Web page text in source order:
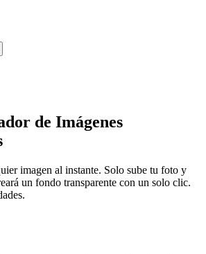
de Imágenes
imagen al instante. Solo sube tu foto y
un fondo transparente con un solo clic.